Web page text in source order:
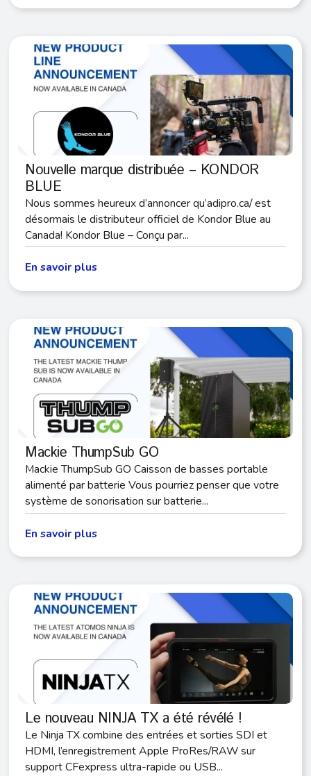
Nouvelle marque distribuée – KONDOR
BLUE
Nous sommes heureux d’annoncer qu’adipro.ca/ est
désormais le distributeur officiel de Kondor Blue au
Canada! Kondor Blue – Conçu par...
En savoir plus
Mackie ThumpSub GO
Mackie ThumpSub GO Caisson de basses portable
alimenté par batterie Vous pourriez penser que votre
système de sonorisation sur batterie...
En savoir plus
Le nouveau NINJA TX a été révélé !
Le Ninja TX combine des entrées et sorties SDI et
HDMI, l’enregistrement Apple ProRes/RAW sur
support CFexpress ultra-rapide ou USB...